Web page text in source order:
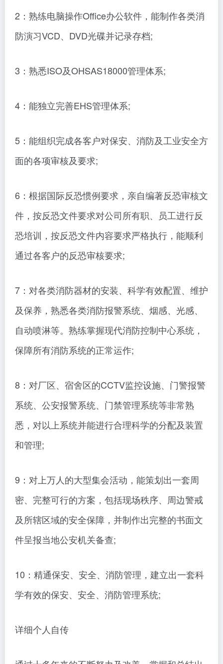
2：熟练电脑操作Office办公软件，能制作各类消
防演习VCD、DVD光碟并记录存档;
3：熟悉ISO及OHSAS18000管理体系;
4：能独立完善EHS管理体系;
5：能组织完成各客户对保安、消防及工业安全方
面的各项审核及要求;
6：根据国际反恐惯例要求，亲自编著反恐审核文
件，按反恐文件要求对公司所有职、员工进行反
恐培训，按反恐文件内容要求严格执行，能顺利
通过各客户的反恐审核要求;
7：对各类消防器材的安装、科学有效配置、维护
及保养，熟悉各类消防报警系统、烟感、光感、
自动喷淋等。熟练掌握现代消防控制中心系统，
保障所有消防系统的正常运作;
8：对厂区、宿舍区的CCTV监控设施、门警报警
系统、公安报警系统、门禁管理系统等非常熟
悉，对以上系统并能进行合理科学的分配及装置
和管理;
9：对上万人的大型集会活动，能策划出一套周
密、完整可行的方案，包括现场秩序、周边警戒
及所辖区域的安全保障，并制作出完整的书面文
件呈报当地公安机关备查;
10：精通保安、安全、消防管理，建立出一套科
学有效的保安、安全、消防管理系统;
详细个人自传